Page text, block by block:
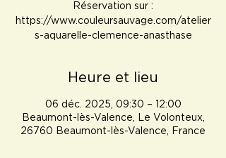
Réservation sur :
https://www.couleursauvage.com/atelier
s-aquarelle-clemence-anasthase
Heure et lieu
06 déc. 2025, 09:30 – 12:00
Beaumont-lès-Valence, Le Volonteux,
26760 Beaumont-lès-Valence, France